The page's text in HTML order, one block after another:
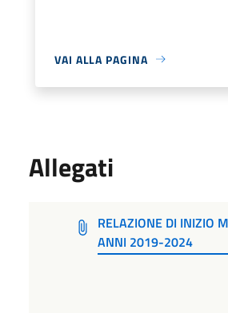
VAI ALLA PAGINA
Allegati
RELAZIONE DI INIZIO
ANNI 2019-2024